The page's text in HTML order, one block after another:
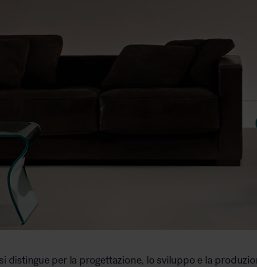
Arredo area reception
si distingue per la progettazione, lo sviluppo e la